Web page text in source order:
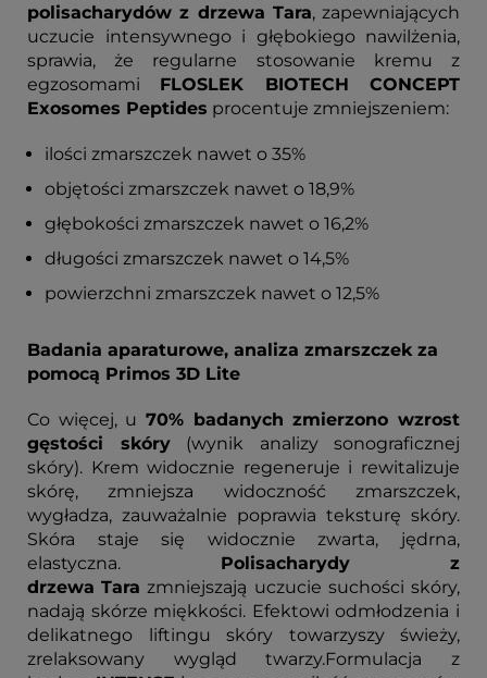
polisacharydów z drzewa Tara, zapewniających
uczucie intensywnego i głębokiego nawilżenia,
sprawia, że regularne stosowanie kremu z
egzosomami FLOSLEK BIOTECH CONCEPT
Exosomes Peptides procentuje zmniejszeniem:
ilości zmarszczek nawet o 35%
objętości zmarszczek nawet o 18,9%
głębokości zmarszczek nawet o 16,2%
długości zmarszczek nawet o 14,5%
powierzchni zmarszczek nawet o 12,5%
Badania aparaturowe, analiza zmarszczek za
pomocą Primos 3D Lite
Co więcej, u 70% badanych zmierzono wzrost
gęstości skóry(wynik analizy sonograficznej
skóry). Krem widocznie regeneruje i rewitalizuje
skórę, zmniejsza widoczność zmarszczek,
wygładza, zauważalnie poprawia teksturę skóry.
Skóra staje się widocznie zwarta, jędrna,
elastyczna. Polisacharydy z
drzewa Tara zmniejszają uczucie suchości skóry,
nadają skórze miękkości. Efektowi odmłodzenia i
delikatnego liftingu skóry towarzyszy świeży,
zrelaksowany wygląd twarzy.Formulacja z